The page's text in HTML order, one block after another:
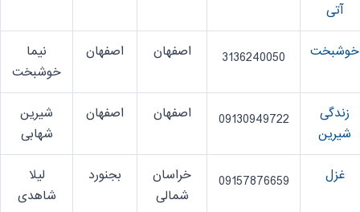
آتی
خوشبخت 3136240050 اصفهان اصفهان
نیما
خوشبخت
زندگی
شیرین
09130949722 اصفهان اصفهان
شیرین
شهابی
غزل 09157876659
خراسان
شمالی
بجنورد
لیلا
شاهدی